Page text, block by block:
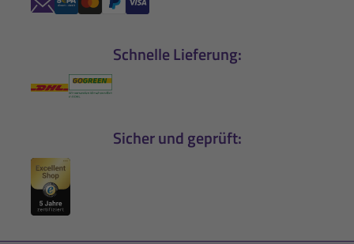
Schnelle Lieferung:
Sicher und geprüft: